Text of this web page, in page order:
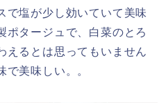
で塩が少し効いていて美味
ポタージュで、白菜のとろ
えるとは思ってもいません
で美味しい。。